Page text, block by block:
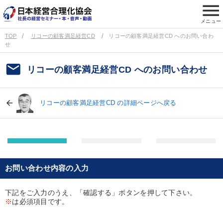
menu
メニュー
TOP リコーの顧客満足経営CD
リコーの顧客満足経営CD へのお問い合わ
せ
email リコーの顧客満足経営CD へのお問い合わせ
リコーの顧客満足経営CD の詳細ページへ戻る
お問い合わせ内容の入力
下記をご入力のうえ、「確認する」ボタンを押して下さい。
※は必須項目です。